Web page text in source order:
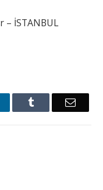
– İSTANBUL
Tumblr Email